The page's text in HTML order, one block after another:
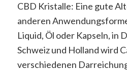
CBD Kristalle: Eine gute
anderen
Liquid, Öl oder Kapseln, in
Schweiz und Holland wird
verschiedenen